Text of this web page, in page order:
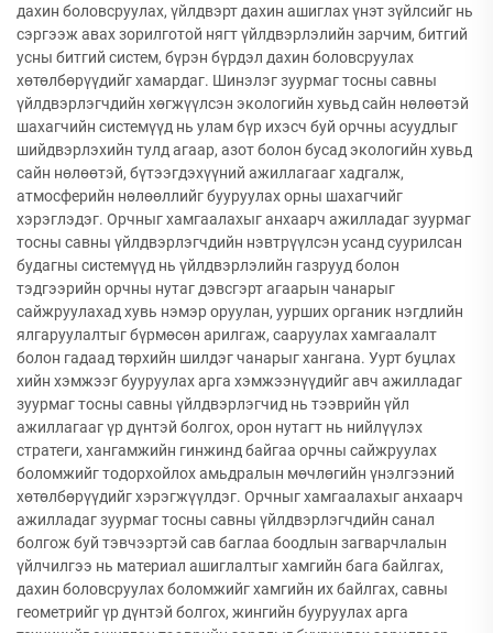
дахин боловсруулах, үйлдвэрт дахин ашиглах үнэт зүйлсийг нь
сэргээж авах зорилготой нягт үйлдвэрлэлийн зарчим, битгий
усны битгий систем, бүрэн бүрдэл дахин боловсруулах
хөтөлбөрүүдийг хамардаг. Шинэлэг зуурмаг тосны савны
үйлдвэрлэгчдийн хөгжүүлсэн экологийн хувьд сайн нөлөөтэй
шахагчийн системүүд нь улам бүр ихэсч буй орчны асуудлыг
шийдвэрлэхийн тулд агаар, азот болон бусад экологийн хувьд
сайн нөлөөтэй, бүтээгдэхүүний ажиллагааг хадгалж,
атмосферийн нөлөөллийг бууруулах орны шахагчийг
хэрэглэдэг. Орчныг хамгаалахыг анхаарч ажилладаг зуурмаг
тосны савны үйлдвэрлэгчдийн нэвтрүүлсэн усанд суурилсан
будагны системүүд нь үйлдвэрлэлийн газрууд болон
тэдгээрийн орчны нутаг дэвсгэрт агаарын чанарыг
сайжруулахад хувь нэмэр оруулан, уурших органик нэгдлийн
ялгаруулалтыг бүрмөсөн арилгаж, сааруулах хамгаалалт
болон гадаад төрхийн шилдэг чанарыг хангана. Уурт буцлах
хийн хэмжээг бууруулах арга хэмжээнүүдийг авч ажилладаг
зуурмаг тосны савны үйлдвэрлэгчид нь тээврийн үйл
ажиллагааг үр дүнтэй болгох, орон нутагт нь нийлүүлэх
стратеги, хангамжийн гинжинд байгаа орчны сайжруулах
боломжийг тодорхойлох амьдралын мөчлөгийн үнэлгээний
хөтөлбөрүүдийг хэрэгжүүлдэг. Орчныг хамгаалахыг анхаарч
ажилладаг зуурмаг тосны савны үйлдвэрлэгчдийн санал
болгож буй тэвчээртэй сав баглаа боодлын загварчлалын
үйлчилгээ нь материал ашиглалтыг хамгийн бага байлгах,
дахин боловсруулах боломжийг хамгийн их байлгах, савны
геометрийг үр дүнтэй болгох, жингийн бууруулах арга